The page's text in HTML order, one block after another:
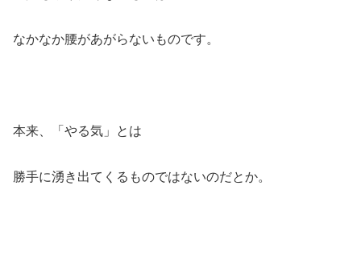
なかなか腰があがらないものです。
本来、「やる気」とは
勝手に湧き出てくるものではないのだとか。